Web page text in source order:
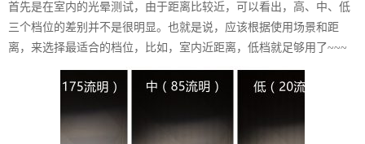
首先是在室内的光晕测试，由于距离比较近，可以看出，高、中、低
三个档位的差别并不是很明显。也就是说，应该根据使用场景和距
离，来选择最适合的档位，比如，室内近距离，低档就足够用了~~~